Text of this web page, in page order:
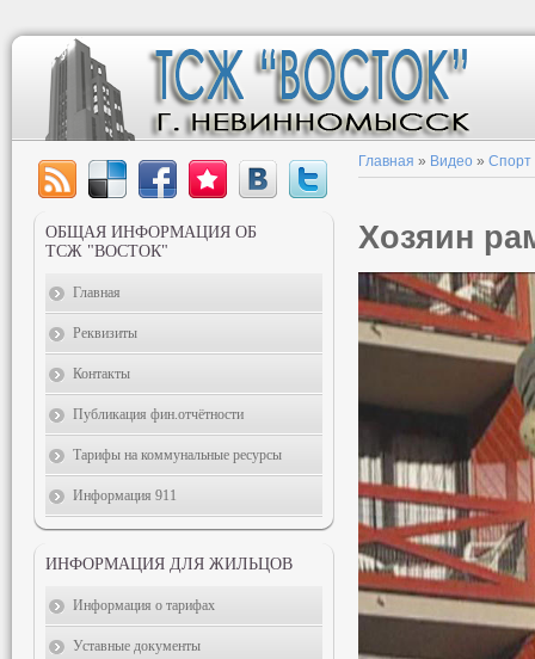
Главная » Видео » Спорт
Хозяин
ОБЩАЯ ИНФОРМАЦИЯ ОБ
ТСЖ "ВОСТОК"
Главная
Реквизиты
Контакты
Публикация фин.отчётности
Тарифы на коммунальные ресурсы
Информация 911
ИНФОРМАЦИЯ ДЛЯ ЖИЛЬЦОВ
Информация о тарифах
Уставные документы